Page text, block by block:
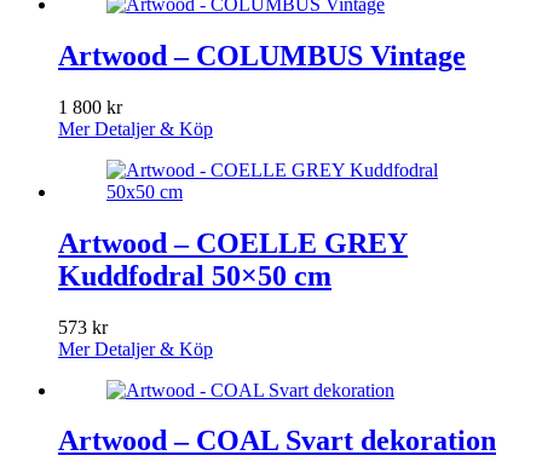
Artwood – COLUMBUS Vintage
1 800 kr
Mer Detaljer & Köp
Artwood – COELLE GREY
Kuddfodral 50×50 cm
573 kr
Mer Detaljer & Köp
Artwood – COAL Svart dekoration